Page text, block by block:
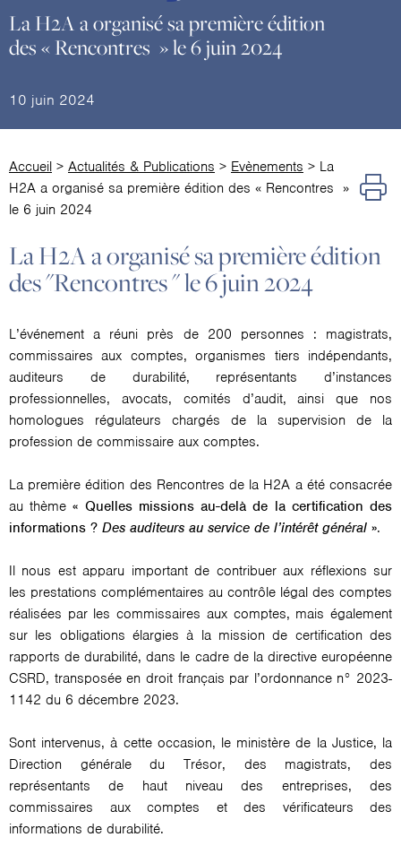
La H2A a organisé sa première édition
des « Rencontres » le 6 juin 2024
10 juin 2024
Accueil > Actualités & Publications > Evènements > La
H2A a organisé sa première édition des « Rencontres »
le 6 juin 2024
La H2A a organisé sa première édition
des "Rencontres " le 6 juin 2024
L’événement a réuni près de 200 personnes : magistrats,
commissaires aux comptes, organismes tiers indépendants,
auditeurs de durabilité, représentants d’instances
professionnelles, avocats, comités d’audit, ainsi que nos
homologues régulateurs chargés de la supervision de la
profession de commissaire aux comptes.
La première édition des Rencontres de la H2A a été consacrée
au thème« Quelles missions au-delà de la certification des
informations ? Des auditeurs au service de l’intérêt général ».
Il nous est apparu important de contribuer aux réflexions sur
les prestations complémentaires au contrôle légal des comptes
réalisées par les commissaires aux comptes, mais également
sur les obligations élargies à la mission de certification des
rapports de durabilité, dans le cadre de la directive européenne
CSRD, transposée en droit français par l’ordonnance n° 2023-
1142 du 6 décembre 2023.
Sont intervenus, à cette occasion, le ministère de la Justice, la
Direction générale du Trésor, des magistrats, des
représentants de haut niveau des entreprises, des
commissaires aux comptes et des vérificateurs des
informations de durabilité.